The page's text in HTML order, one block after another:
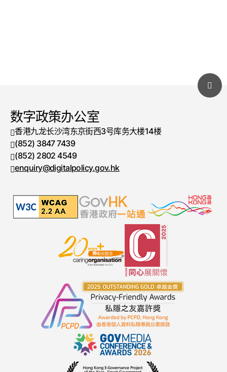
数字政策办公室
香港九龙长沙湾东京街西3号库务大楼14楼
电话号码
(852) 3847 7439
传真号码
(852) 2802 4549
enquiry@digitalpolicy.gov.hk